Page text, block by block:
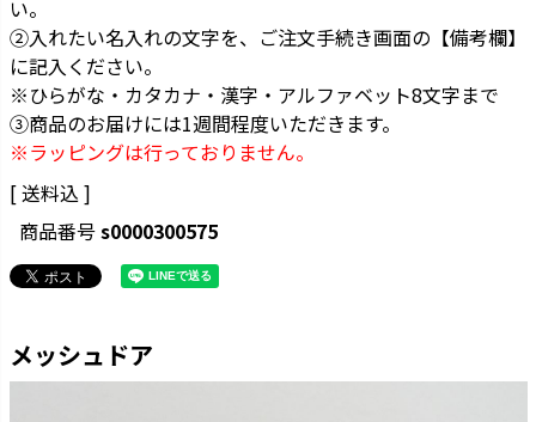
い。
②入れたい名入れの文字を、ご注文手続き画面の【備考欄】
に記入ください。
※ひらがな・カタカナ・漢字・アルファベット8文字まで
③商品のお届けには1週間程度いただきます。
※ラッピングは行っておりません。
送料込
商品番号s0000300575
メッシュドア